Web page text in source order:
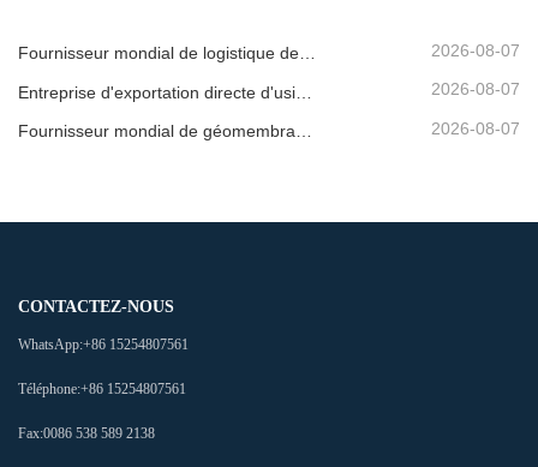
Fournisseur mondial de logistique de géomembrane 2026-08-07
2026-08-07
2026-08-07
CONTACTEZ-NOUS
WhatsApp:+86 15254807561
Téléphone:+86 15254807561
Fax:0086 538 589 2138